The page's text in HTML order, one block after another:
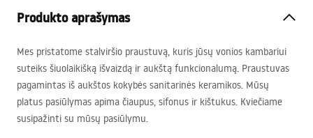
Produkto aprašymas
Mes pristatome stalviršio praustuvą, kuris jūsų vonios kambariui
suteiks šiuolaikišką išvaizdą ir aukštą funkcionalumą. Praustuvas
pagamintas iš aukštos kokybės sanitarinės keramikos. Mūsų
platus pasiūlymas apima čiaupus, sifonus ir kištukus. Kviečiame
susipažinti su mūsų pasiūlymu.